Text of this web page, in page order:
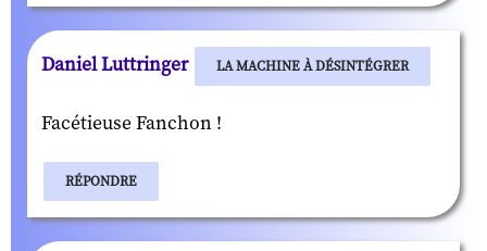
Daniel Luttringer LA MACHINE À DÉSINTÉGRER
Facétieuse Fanchon !
RÉPONDRE